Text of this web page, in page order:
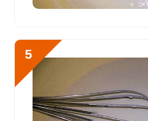
Ванадий
5